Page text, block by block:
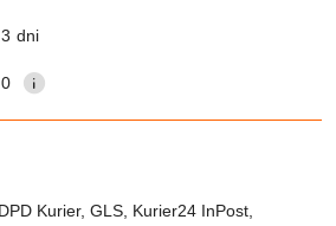
3 dni
0
DPD Kurier, GLS, Kurier24 InPost,